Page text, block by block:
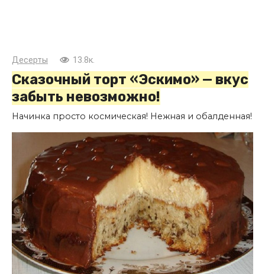
Десерты 13.8к.
Сказочный торт «Эскимо» — вкус
забыть невозможно!
Начинка просто космическая! Нежная и обалденная!